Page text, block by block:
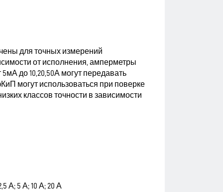
для точных измерений
от исполнения, амперметры
до 10,20,50А могут передавать
могут использоваться при поверке
классов точности в зависимости
А; 5 А; 10 А; 20 А